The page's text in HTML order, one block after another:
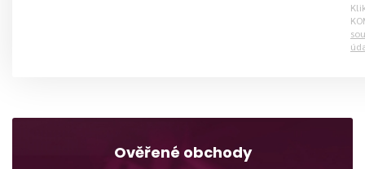
Ověřené obchody